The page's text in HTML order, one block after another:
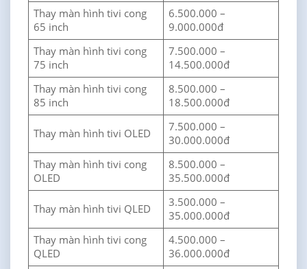
Thay màn hình tivi cong
65 inch
6.500.000 –
9.000.000đ
Thay màn hình tivi cong
75 inch
7.500.000 –
14.500.000đ
Thay màn hình tivi cong
85 inch
8.500.000 –
18.500.000đ
Thay màn hình tivi OLED
7.500.000 –
30.000.000đ
Thay màn hình tivi cong
OLED
8.500.000 –
35.500.000đ
Thay màn hình tivi QLED
3.500.000 –
35.000.000đ
Thay màn hình tivi cong
QLED
4.500.000 –
36.000.000đ